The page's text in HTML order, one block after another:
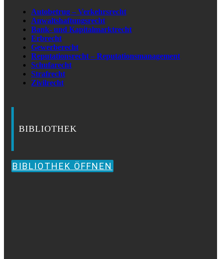
Autobetrug – Verkehrsrecht
Anwaltshaftungsrecht
Bank- und Kapitalmarktrecht
Erbrecht
Gewerberecht
Reputationsrecht – Reputationsmanagement
Schufarecht
Strafrecht
Zivilrecht
BIBLIOTHEK
BIBLIOTHEK ÖFFNEN